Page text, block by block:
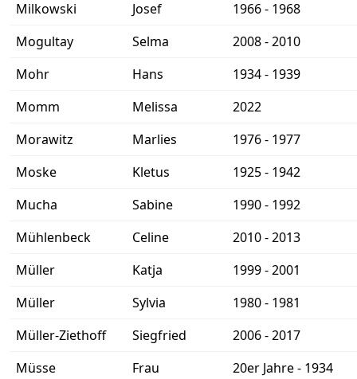
Milkowski Josef
1966 - 1968
Mogultay
Selma
2008 - 2010
Mohr
Hans
1934 - 1939
Momm
Melissa
2022
Morawitz
Marlies
1976 - 1977
Moske
Kletus
1925 - 1942
Mucha
Sabine
1990 - 1992
Mühlenbeck
Celine
2010 - 2013
Müller
Katja
1999 - 2001
Müller
Sylvia
1980 - 1981
Müller-Ziethoff
Siegfried
2006 - 2017
Müsse
Frau
20er Jahre - 1934